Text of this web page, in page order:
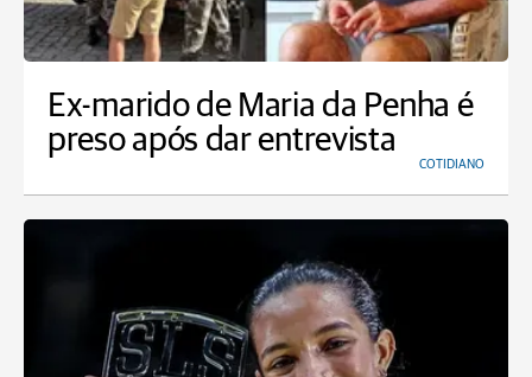
Ex-marido de Maria da Penha é
preso após dar entrevista
COTIDIANO